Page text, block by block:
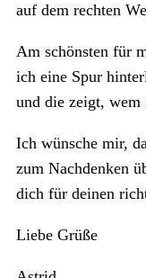
auf dem rechten
Am schönsten für
ich eine Spur
und die zeigt,
Ich wünsche mir,
zum Nachdenken
dich für deinen
Liebe Grüße